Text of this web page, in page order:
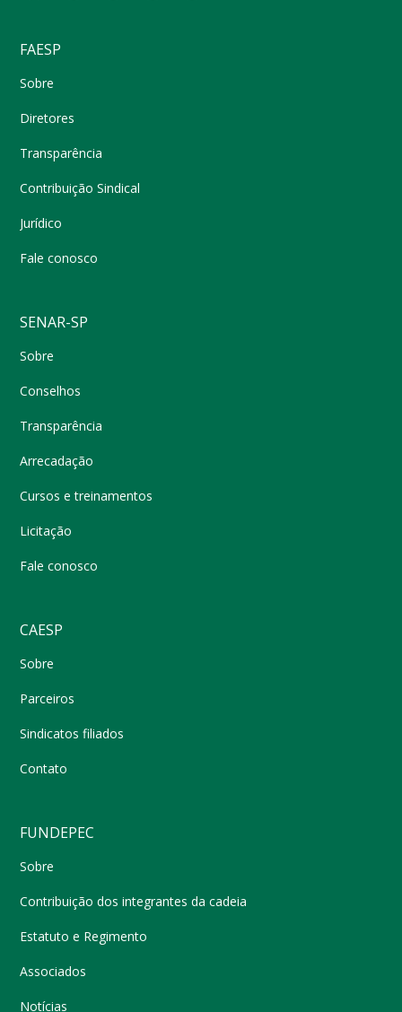
FAESP
Sobre
Diretores
Transparência
Contribuição Sindical
Jurídico
Fale conosco
SENAR-SP
Sobre
Conselhos
Transparência
Arrecadação
Cursos e treinamentos
Licitação
Fale conosco
CAESP
Sobre
Parceiros
Sindicatos filiados
Contato
FUNDEPEC
Sobre
Contribuição dos integrantes da cadeia
Estatuto e Regimento
Associados
Notícias